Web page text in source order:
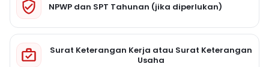
NPWP dan SPT Tahunan (jika diperlukan)
Surat Keterangan Kerja atau Surat Keterangan
Usaha